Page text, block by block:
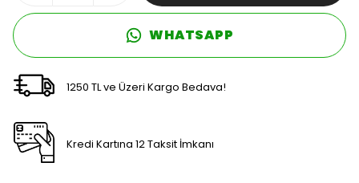
WHATSAPP
1250 TL ve Üzeri Kargo Bedava!
Kredi Kartına 12 Taksit İmkanı